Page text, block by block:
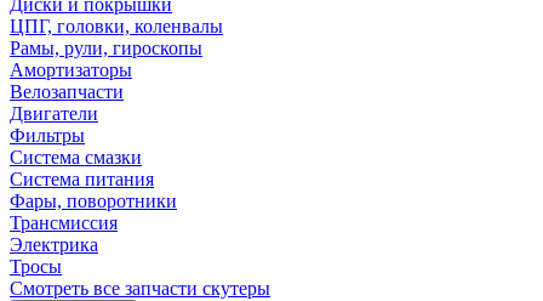
Диски и покрышки
ЦПГ, головки, коленвалы
Рамы, рули, гироскопы
Амортизаторы
Велозапчасти
Двигатели
Фильтры
Система смазки
Система питания
Фары, поворотники
Трансмиссия
Электрика
Тросы
Смотреть все запчасти скутеры